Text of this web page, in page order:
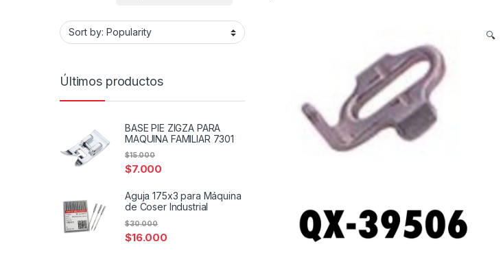
🔍
Últimos productos
BASE PIE ZIGZA PARA
MAQUINA FAMILIAR 7301
$7.000
$15.000
Aguja 175x3 para Máquina
de Coser Industrial
$16.000
$30.000